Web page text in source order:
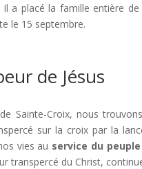
a placé la famille entière
le 15 septembre.
de Jésus
de Sainte-Croix, nous
sur la croix par la
vies au service du
transpercé du Christ,